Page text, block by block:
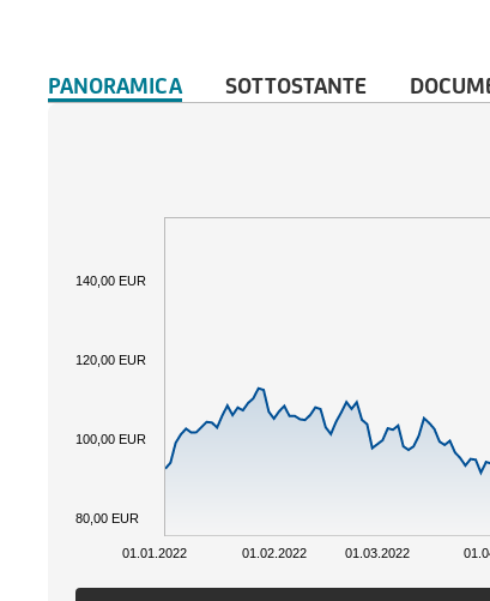
PANORAMICA SOTTOSTANTE
01.02.2022 01.03.2022
01.01.2022
80,00 EUR
100,00 EUR
120,00 EUR
140,00 EUR